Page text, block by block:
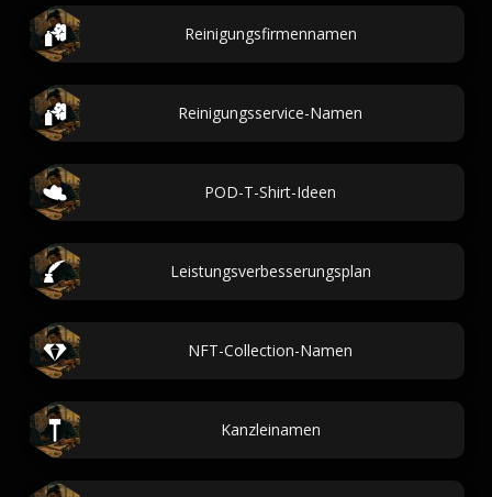
Reinigungsfirmennamen
Reinigungsservice-Namen
POD-T-Shirt-Ideen
Leistungsverbesserungsplan
NFT-Collection-Namen
Kanzleinamen